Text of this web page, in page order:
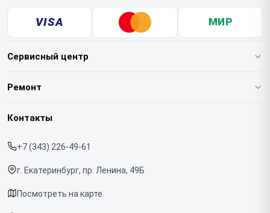
VISA МИР
Сервисный центр
О нашем сервисе
Срочный ремонт
Доставка и способы оплаты
Диагностика
Ремонт
Квадрокоптеров
Контакты
+7 (343) 226-49-61
г. Екатеринбург, пр. Ленина, 49Б
Посмотреть на карте